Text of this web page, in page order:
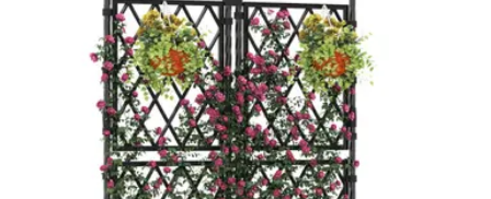
Système Irrigation
MaintenanceInnovations en irrigationInstallation et
Entretien et Maintenance
Système Irrigation